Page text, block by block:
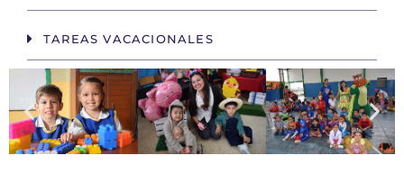
TAREAS VACACIONALES